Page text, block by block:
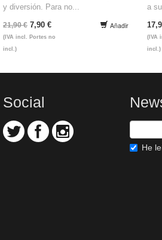
y diversión. Para no...
21,90 € 7,90 €
(IVA incl. Portes no
incl.)
Añadir
a
(IVA
incl.)
Social
He